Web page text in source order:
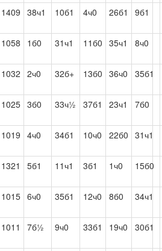
1409 38ч1 10б1 4ч0 26б1 9б1
1058 1б0 31ч1 11б0 35ч1 8ч0
1032 2ч0 32б+ 13б0 36ч0 35б1
1025 3б0 33ч½ 37б1 23ч1 7б0
1019 4ч0 34б1 10ч0 22б0 31ч1
1321 5б1 11ч1 3б1 1ч0 15б0
1015 6ч0 35б1 12ч0 8б0 34ч1
1011 7б½ 9ч0 33б1 19ч0 30б1